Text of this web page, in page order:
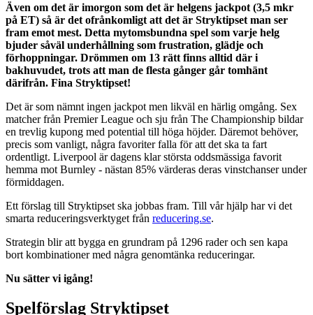
Även om det är imorgon som det är helgens jackpot (3,5 mkr
på ET) så är det ofrånkomligt att det är Stryktipset man ser
fram emot mest. Detta mytomsbundna spel som varje helg
bjuder såväl underhållning som frustration, glädje och
förhoppningar. Drömmen om 13 rätt finns alltid där i
bakhuvudet, trots att man de flesta gånger går tomhänt
därifrån. Fina Stryktipset!
Det är som nämnt ingen jackpot men likväl en härlig omgång. Sex
matcher från Premier League och sju från The Championship bildar
en trevlig kupong med potential till höga höjder. Däremot behöver,
precis som vanligt, några favoriter falla för att det ska ta fart
ordentligt. Liverpool är dagens klar största oddsmässiga favorit
hemma mot Burnley - nästan 85% värderas deras vinstchanser under
förmiddagen.
Ett förslag till Stryktipset ska jobbas fram. Till vår hjälp har vi det
smarta reduceringsverktyget från reducering.se.
Strategin blir att bygga en grundram på 1296 rader och sen kapa
bort kombinationer med några genomtänka reduceringar.
Nu sätter vi igång!
Spelförslag Stryktipset